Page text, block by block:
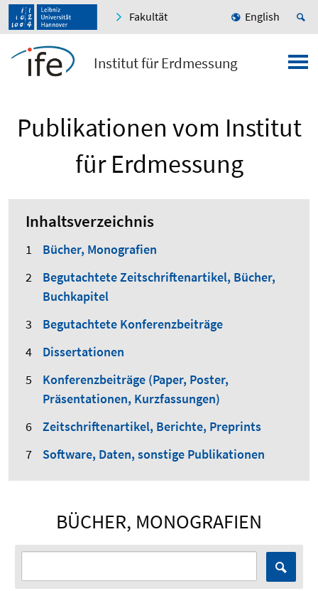
Fakultät English
Institut für Erdmessung
Publikationen vom Institut
für Erdmessung
Inhaltsverzeichnis
Bücher, Monografien
Begutachtete Zeitschriftenartikel, Bücher,
Buchkapitel
Begutachtete Konferenzbeiträge
Dissertationen
Konferenzbeiträge (Paper, Poster,
Präsentationen, Kurzfassungen)
Zeitschriftenartikel, Berichte, Preprints
Software, Daten, sonstige Publikationen
BÜCHER, MONOGRAFIEN